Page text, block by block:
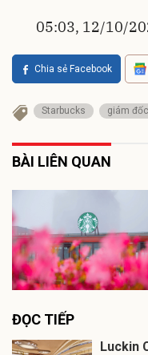
05:03, 12/10/
Chia sẻ Facebook
Starbucks giám đốc
BÀI LIÊN QUAN
ĐỌC TIẾP
Luckin